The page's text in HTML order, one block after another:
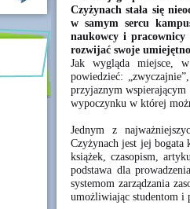
Czyżynach stała się
w samym sercu
naukowcy i pracownicy
rozwijać swoje
Jak wygląda miejsce,
powiedzieć:
przyjaznym wspierającym
wypoczynku w której
Jednym z
Czyżynach jest jej bogata
książek, czasopism,
podstawa dla
systemom zarządzania
umożliwiając studentom i